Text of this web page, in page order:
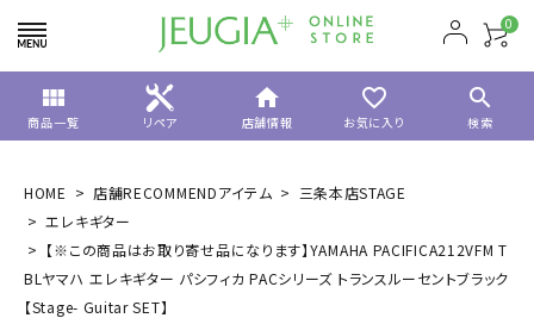
0
view_module
商品一覧 リペア
home
店舗情報
favorite_border
お気に入り
search
検索
HOME 店舗RECOMMENDアイテム
三条本店STAGE
エレキギター
【※この商品はお取り寄せ品になります】YAMAHA PACIFICA212VFM T
BLヤマハ エレキギター パシフィカ PACシリーズ トランスルーセントブラック
【Stage- Guitar SET】